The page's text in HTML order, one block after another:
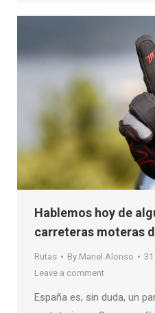
Hablemos hoy de
carreteras moteras
Rutas By Manel Alonso
Leave a comment
España es, sin duda, un